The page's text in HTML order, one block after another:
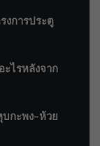
การประตู
ะไรหลังจาก
กะพง–ห้วย